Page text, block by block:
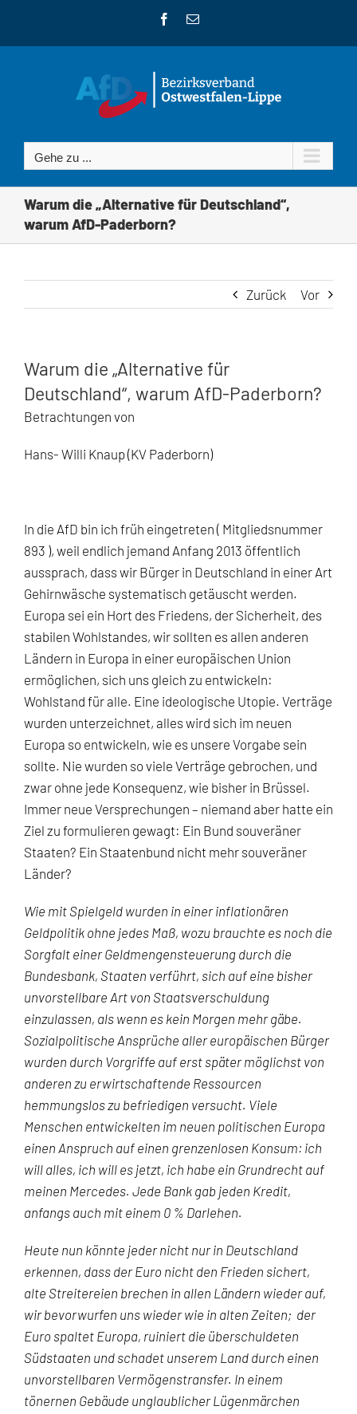
Facebook
E-
Gehe zu ...
Warum die „Alternative für Deutschland“,
warum AfD-Paderborn?
Zurück Vor
Warum die „Alternative für
Deutschland“, warum AfD-Paderborn?
Betrachtungen von
Hans- Willi Knaup (KV Paderborn)
In die AfD bin ich früh eingetreten ( Mitgliedsnummer
893 ), weil endlich jemand Anfang 2013 öffentlich
aussprach, dass wir Bürger in Deutschland in einer Art
Gehirnwäsche systematisch getäuscht werden.
Europa sei ein Hort des Friedens, der Sicherheit, des
stabilen Wohlstandes, wir sollten es allen anderen
Ländern in Europa in einer europäischen Union
ermöglichen, sich uns gleich zu entwickeln:
Wohlstand für alle. Eine ideologische Utopie. Verträge
wurden unterzeichnet, alles wird sich im neuen
Europa so entwickeln, wie es unsere Vorgabe sein
sollte. Nie wurden so viele Verträge gebrochen, und
zwar ohne jede Konsequenz, wie bisher in Brüssel.
Immer neue Versprechungen – niemand aber hatte ein
Ziel zu formulieren gewagt: Ein Bund souveräner
Staaten? Ein Staatenbund nicht mehr souveräner
Länder?
Wie mit Spielgeld wurden in einer inflationären
Geldpolitik ohne jedes Maß, wozu brauchte es noch die
Sorgfalt einer Geldmengensteuerung durch die
Bundesbank, Staaten verführt, sich auf eine bisher
unvorstellbare Art von Staatsverschuldung
einzulassen, als wenn es kein Morgen mehr gäbe.
Sozialpolitische Ansprüche aller europäischen Bürger
wurden durch Vorgriffe auf erst später möglichst von
anderen zu erwirtschaftende Ressourcen
hemmungslos zu befriedigen versucht. Viele
Menschen entwickelten im neuen politischen Europa
einen Anspruch auf einen grenzenlosen Konsum: ich
will alles, ich will es jetzt, ich habe ein Grundrecht auf
meinen Mercedes. Jede Bank gab jeden Kredit,
anfangs auch mit einem 0 % Darlehen.
Heute nun könnte jeder nicht nur in Deutschland
erkennen, dass der Euro nicht den Frieden sichert,
alte Streitereien brechen in allen Ländern wieder auf,
wir bevorwurfen uns wieder wie in alten Zeiten; der
Euro spaltet Europa, ruiniert die überschuldeten
Südstaaten und schadet unserem Land durch einen
unvorstellbaren Vermögenstransfer. In einem
tönernen Gebäude unglaublicher Lügenmärchen